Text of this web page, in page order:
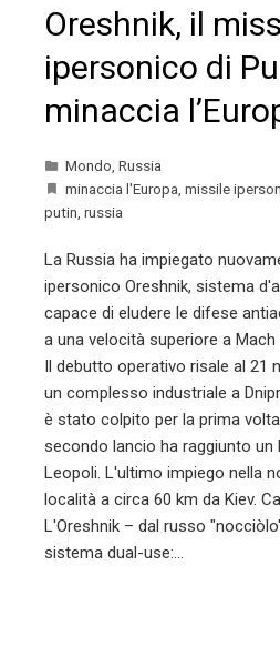
Oreshnik, il
ipersonico di
minaccia
Mondo, Russia
minaccia l'Europa, missile
putin, russia
La Russia ha impiegato
ipersonico Oreshnik, sistema
capace di eludere le difese
a una velocità superiore a
Il debutto operativo risale al 21
un complesso industriale a
è stato colpito per la prima
secondo lancio ha raggiunto un
Leopoli. L'ultimo impiego nella
località a circa 60 km da Kiev.
L'Oreshnik – dal russo
sistema dual-use:…